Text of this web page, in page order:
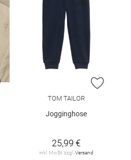
ZUR WUNSCHLISTE HINZUFÜGEN
ZUR
TOM TAILOR
Jogginghose
25,99 €
inkl. MwSt. zzgl. Versand